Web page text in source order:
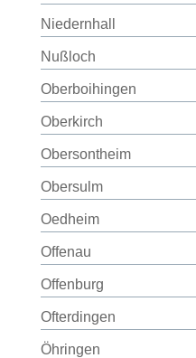
Niedernhall
Nußloch
Oberboihingen
Oberkirch
Obersontheim
Obersulm
Oedheim
Offenau
Offenburg
Ofterdingen
Öhringen